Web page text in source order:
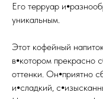
Его терруар
уникальным.
Этот кофейный
в⦁котором прекрасно
оттенки. Он⦁приятно
и⦁сладкий,